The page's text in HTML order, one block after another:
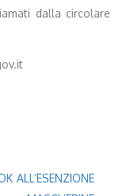
dalla circolare
ALL’ESENZIONE